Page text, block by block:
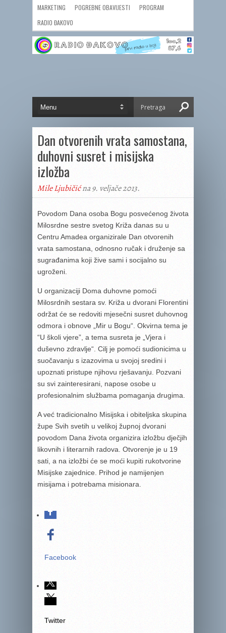
MARKETING POGREBNE OBAVIJESTI
PROGRAM
RADIO ĐAKOVO
Dan otvorenih vrata samostana,
duhovni susret i misijska
izložba
Mile Ljubičićna 9. veljače 2013.
Povodom Dana osoba Bogu posvećenog života
Milosrdne sestre svetog Križa danas su u
Centru Amadea organizirale Dan otvorenih
vrata samostana, odnosno ručak i druženje sa
sugrađanima koji žive sami i socijalno su
ugroženi.
U organizaciji Doma duhovne pomoći
Milosrdnih sestara sv. Križa u dvorani Florentini
održat će se redoviti mjesečni susret duhovnog
odmora i obnove „Mir u Bogu“. Okvirna tema je
“U školi vjere”, a tema susreta je „Vjera i
duševno zdravlje“. Cilj je pomoći sudionicima u
suočavanju s izazovima u svojoj sredini i
upoznati pristupe njihovu rješavanju. Pozvani
su svi zainteresirani, napose osobe u
profesionalnim službama pomaganja drugima.
A već tradicionalno Misijska i obiteljska skupina
župe Svih svetih u velikoj župnoj dvorani
povodom Dana života organizira izložbu dječjih
likovnih i literarnih radova. Otvorenje je u 19
sati, a na izložbi će se moći kupiti rukotvorine
Misijske zajednice. Prihod je namijenjen
misijama i potrebama misionara.
Facebook
Twitter